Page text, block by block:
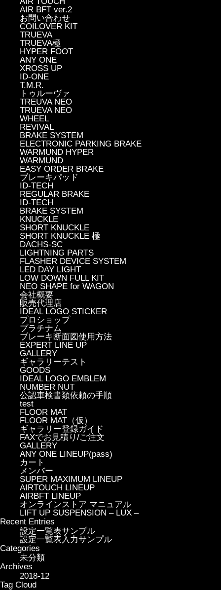
AIR BFT ver.2
お問い合わせ
COILOVER KIT
TRUEVA
TRUEVA極
HYPER FOOT
ANY ONE
XROSS UP
ID-ONE
T.M.R.
トゥルーヴァ
TREUVA NEO
TRUEVA NEO
WHEEL
REVIVAL
BRAKE SYSTEM
ELECTRONIC PARKING BRAKE
WARMUND HYPER
WARMUND
EASY ORDER BRAKE
ブレーキパッド
ID-TECH
REGULAR BRAKE
ID-TECH
BRAKE SYSTEM
KNUCKLE
SHORT KNUCKLE
SHORT KNUCKLE 極
DACHS-SC
LIGHTNING PARTS
FLASHER DEVICE SYSTEM
LED DAY LIGHT
LOW DOWN FULL KIT
NEO SHAPE for WAGON
会社概要
販売代理店
IDEAL LOGO STICKER
プロショップ
プラチナム
ブレーキ断面図使用方法
EXPERT LINE UP
GALLERY
ギャラリーテスト
GOODS
IDEAL LOGO EMBLEM
NUMBER NUT
公認車検書類依頼の手順
test
FLOOR MAT
FLOOR MAT（仮）
ギャラリー登録ガイド
FAXでお見積り/ご注文
GALLERY
ANY ONE LINEUP(pass)
カート
メンバー
SUPER MAXIMUM LINEUP
AIRTOUCH LINEUP
AIRBFT LINEUP
オンラインストア マニュアル
LIFT UP SUSPENSION – LUX –
Recent Entries
設定一覧表サンプル
設定一覧表入力サンプル
Categories
未分類
Archives
2018-12
Tag Cloud